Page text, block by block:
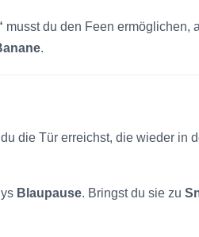
musst du den Feen ermöglichen,
.
die Tür erreichst, die wieder in
Blaupause. Bringst du sie zu